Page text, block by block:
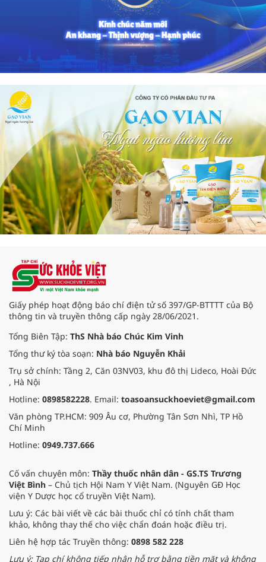
Giấy phép hoạt động báo chí điện tử số 397/GP-BTTTT của Bộ
thông tin và truyền thông cấp ngày 28/06/2021.
Tổng Biên Tập: ThS Nhà báo Chúc Kim Vinh
Tổng thư ký tòa soạn: Nhà báo Nguyễn Khải
Trụ sở chính: Tầng 2, Căn 03NV03, khu đô thị Lideco, Hoài Đức
, Hà Nội
Hotline: 0898582228. Email: toasoansuckhoeviet@gmail.com
Văn phòng TP.HCM: 909 Âu cơ, Phường Tân Sơn Nhì, TP Hồ
Chí Minh
Hotline: 0949.737.666
Cố vấn chuyên môn: Thầy thuốc nhân dân - GS.TS Trương
Việt Bình – Chủ tịch Hội Nam Y Việt Nam. (Nguyên GĐ Học
viện Y Dược học cổ truyền Việt Nam).
Lưu ý: Các bài viết về các bài thuốc chỉ có tính chất tham
khảo, không thay thế cho việc chẩn đoán hoặc điều trị.
Liên hệ hợp tác Truyền thông: 0898 582 228
Lưu ý: Tạp chí không tiếp nhận hỗ trợ bằng tiền mặt và không